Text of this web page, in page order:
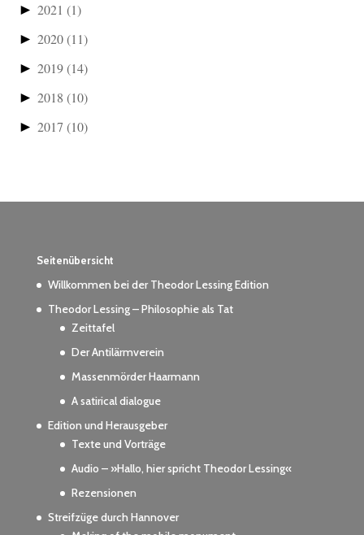
► 2021(1)
► 2020(11)
► 2019(14)
► 2018(10)
► 2017(10)
Seitenübersicht
Willkommen bei der Theodor Lessing Edition
Theodor Lessing – Philosophie als Tat
Zeittafel
Der Antilärmverein
Massenmörder Haarmann
A satirical dialogue
Edition und Herausgeber
Texte und Vorträge
Audio – »Hallo, hier spricht Theodor Lessing«
Rezensionen
Streifzüge durch Hannover